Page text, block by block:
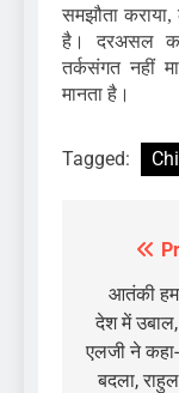
समझौता
है। दरअसल
तर्कसंगत नहीं
मानता है।
Tagged:
Post
आतंकी
देश में
एलजी ने
बदला,